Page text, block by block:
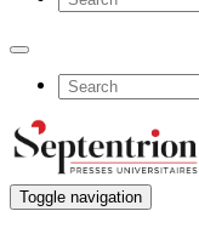
Toggle navigation